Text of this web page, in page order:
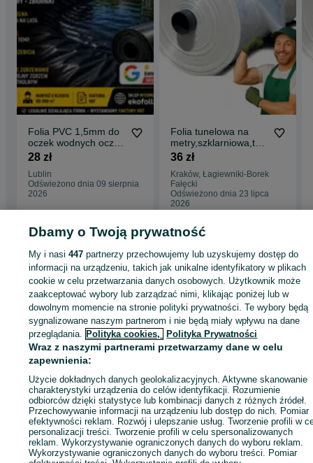
Folia PVC 1,5mm do
oczek wodnych oczka
wodnego
EKOFOLL
28 zł
Lublin
Odświeżono dnia 09 sierpnia
2026
Folia tunelowa na
metry,szklarniowa,tun
ele Ultra Strong UV12
36 zł
Kraków, Łagiewniki-Borek
Fałęcki
Odświeżono dnia 23 lipca
2026
Strona główna Dom i Ogród Ogród Baseny Baseny - Małopolskie
- Kraków
Baseny - Grzegórzki
KATEGORIA
ID:622427039 Wyświetlenia:
Zadzwoń / SMS Wyślij wiadomość
Dbamy o Twoją prywatność
My i nasi447 partnerzy przechowujemy lub uzyskujemy dostęp do
informacji na urządzeniu, takich jak unikalne identyfikatory w plikach
cookie w celu przetwarzania danych osobowych. Użytkownik może
zaakceptować wybory lub zarządzać nimi, klikając poniżej lub w
dowolnym momencie na stronie polityki prywatności. Te wybory będą
sygnalizowane naszym partnerom i nie będą miały wpływu na dane
przeglądania. Polityka cookies, Polityka Prywatności
Wraz z naszymi partnerami przetwarzamy dane w celu
zapewnienia:
Użycie dokładnych danych geolokalizacyjnych. Aktywne skanowanie
charakterystyki urządzenia do celów identyfikacji. Rozumienie
odbiorców dzięki statystyce lub kombinacji danych z różnych źródeł.
Przechowywanie informacji na urządzeniu lub dostęp do nich. Pomiar
efektywności reklam. Rozwój i ulepszanie usług. Tworzenie profili w
personalizacji treści. Tworzenie profili w celu spersonalizowanych
reklam. Wykorzystywanie ograniczonych danych do wyboru reklam.
Wykorzystywanie ograniczonych danych do wyboru treści. Pomiar